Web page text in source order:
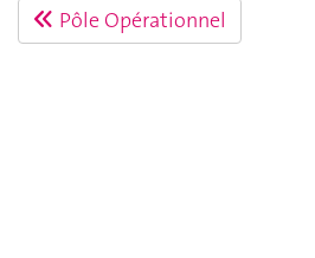
Pôle Opérationnel